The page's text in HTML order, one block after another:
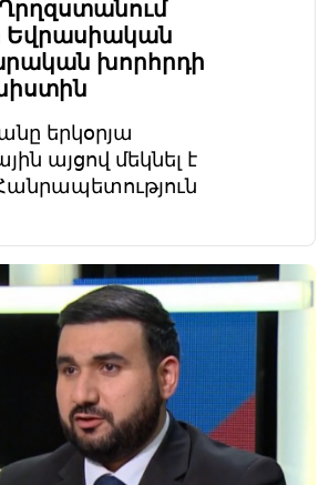
Եվրասիական
խորհրդի
երկօրյա
այցով մեկնել է